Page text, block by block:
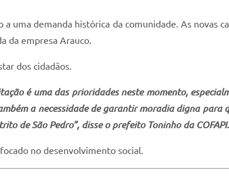
uma demanda histórica da comunidade. As novas
da empresa Arauco.
dos cidadãos.
é uma das prioridades neste momento,
a necessidade de garantir moradia digna para
de São Pedro”, disse o prefeito Toninho da COFAPI.
no desenvolvimento social.